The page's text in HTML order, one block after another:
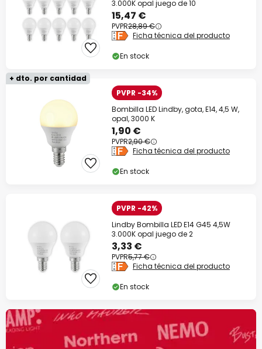
3.000K opal juego de 10
15,47 €
PVPR28,89 €
Ficha técnica del producto
En stock
+ dto. por cantidad
PVPR -34%
Bombilla LED Lindby, gota, E14, 4,5 W,
opal, 3000 K
1,90 €
PVPR2,90 €
Ficha técnica del producto
En stock
PVPR -42%
Lindby Bombilla LED E14 G45 4,5W
3.000K opal juego de 2
3,33 €
PVPR5,77 €
Ficha técnica del producto
En stock